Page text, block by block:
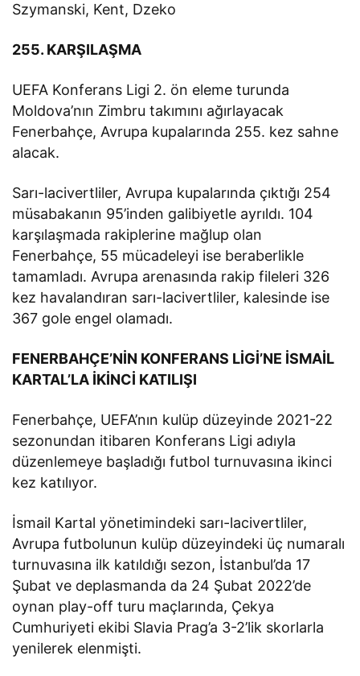
Szymanski, Kent, Dzeko
255. KARŞILAŞMA
UEFA Konferans Ligi 2. ön eleme turunda
Moldova’nın Zimbru takımını ağırlayacak
Fenerbahçe, Avrupa kupalarında 255. kez sahne
alacak.
Sarı-lacivertliler, Avrupa kupalarında çıktığı 254
müsabakanın 95’inden galibiyetle ayrıldı. 104
karşılaşmada rakiplerine mağlup olan
Fenerbahçe, 55 mücadeleyi ise beraberlikle
tamamladı. Avrupa arenasında rakip fileleri 326
kez havalandıran sarı-lacivertliler, kalesinde ise
367 gole engel olamadı.
FENERBAHÇE’NİN KONFERANS LİGİ’NE İSMAİL
KARTAL’LA İKİNCİ KATILIŞI
Fenerbahçe, UEFA’nın kulüp düzeyinde 2021-22
sezonundan itibaren Konferans Ligi adıyla
düzenlemeye başladığı futbol turnuvasına ikinci
kez katılıyor.
İsmail Kartal yönetimindeki sarı-lacivertliler,
Avrupa futbolunun kulüp düzeyindeki üç numaralı
turnuvasına ilk katıldığı sezon, İstanbul’da 17
Şubat ve deplasmanda da 24 Şubat 2022’de
oynan play-off turu maçlarında, Çekya
Cumhuriyeti ekibi Slavia Prag’a 3-2’lik skorlarla
yenilerek elenmişti.